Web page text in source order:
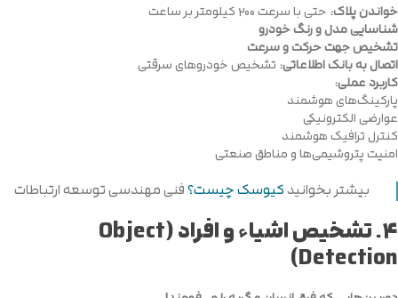
خواندن پلاک: حتی با سرعت ۲۰۰ کیلومتر بر ساعت
شناسایی مدل و رنگ خودرو
تشخیص جهت حرکت و سرعت
اتصال به بانک اطلاعاتی: تشخیص خودروهای سرقتی
کاربرد عملی:
پارکینگ‌های هوشمند
عوارضی الکترونیکی
کنترل ترافیک هوشمند
امنیت پتروشیمی‌ها و مناطق صنعتی
بیشتر بخوانیدکیوسک چیست؟فنی مهندسی توسعه ارتباطات
۴. تشخیص اشیاء و افراد (Object
Detection)